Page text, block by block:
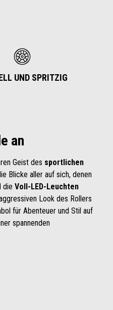
UND SPRITZIG
an
Geist des sportlichen
Blicke aller auf sich, denen
die Voll-LED-Leuchten
Look des Rollers
für Abenteuer und Stil auf
spannenden